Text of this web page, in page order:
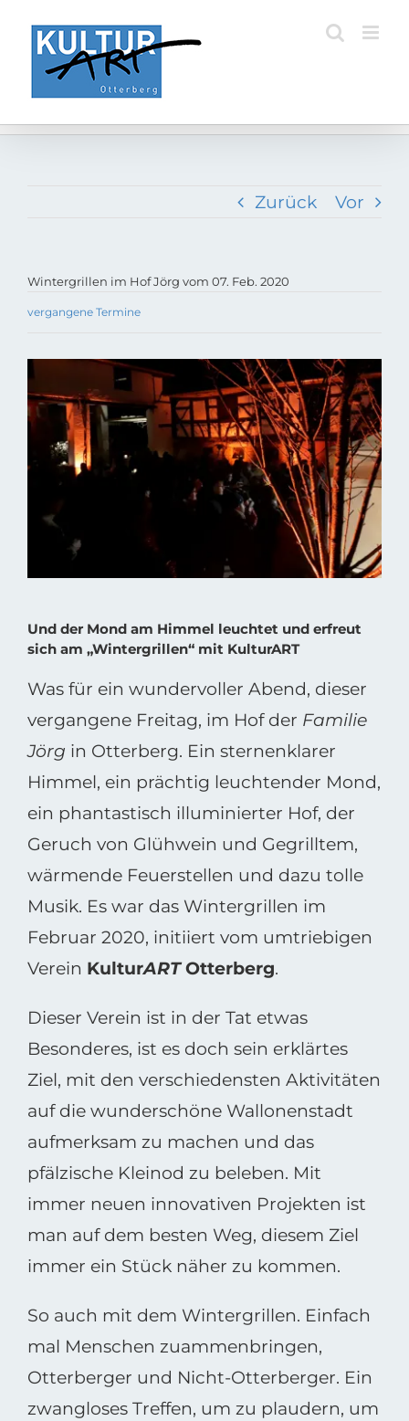
Inhalt
springen
Zurück Vor
Wintergrillen im Hof Jörg vom 07. Feb. 2020
vergangene Termine
Zeige
grösseres
Bild
Und der Mond am Himmel leuchtet und erfreut
sich am „Wintergrillen“ mit KulturART
Was für ein wundervoller Abend, dieser
vergangene Freitag, im Hof der Familie
Jörg in Otterberg. Ein sternenklarer
Himmel, ein prächtig leuchtender Mond,
ein phantastisch illuminierter Hof, der
Geruch von Glühwein und Gegrilltem,
wärmende Feuerstellen und dazu tolle
Musik. Es war das Wintergrillen im
Februar 2020, initiiert vom umtriebigen
Verein KulturARTOtterberg.
Dieser Verein ist in der Tat etwas
Besonderes, ist es doch sein erklärtes
Ziel, mit den verschiedensten Aktivitäten
auf die wunderschöne Wallonenstadt
aufmerksam zu machen und das
pfälzische Kleinod zu beleben. Mit
immer neuen innovativen Projekten ist
man auf dem besten Weg, diesem Ziel
immer ein Stück näher zu kommen.
So auch mit dem Wintergrillen. Einfach
mal Menschen zuammenbringen,
Otterberger und Nicht-Otterberger. Ein
zwangloses Treffen, um zu plaudern, um